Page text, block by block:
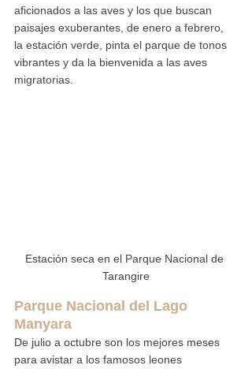
aficionados a las aves y los que buscan
paisajes exuberantes, de enero a febrero,
la estación verde, pinta el parque de tonos
vibrantes y da la bienvenida a las aves
migratorias.
Estación seca en el Parque Nacional de
Tarangire
Parque Nacional del Lago
Manyara
De julio a octubre son los mejores meses
para avistar a los famosos leones